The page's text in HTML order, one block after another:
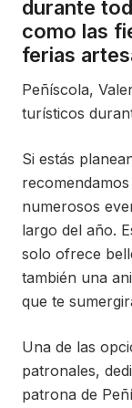
durante
como las
ferias
Peñíscola,
turísticos
Si estás
numerosos
largo del año.
solo ofrece
también una
que te
Una de las
patronales,
patrona de